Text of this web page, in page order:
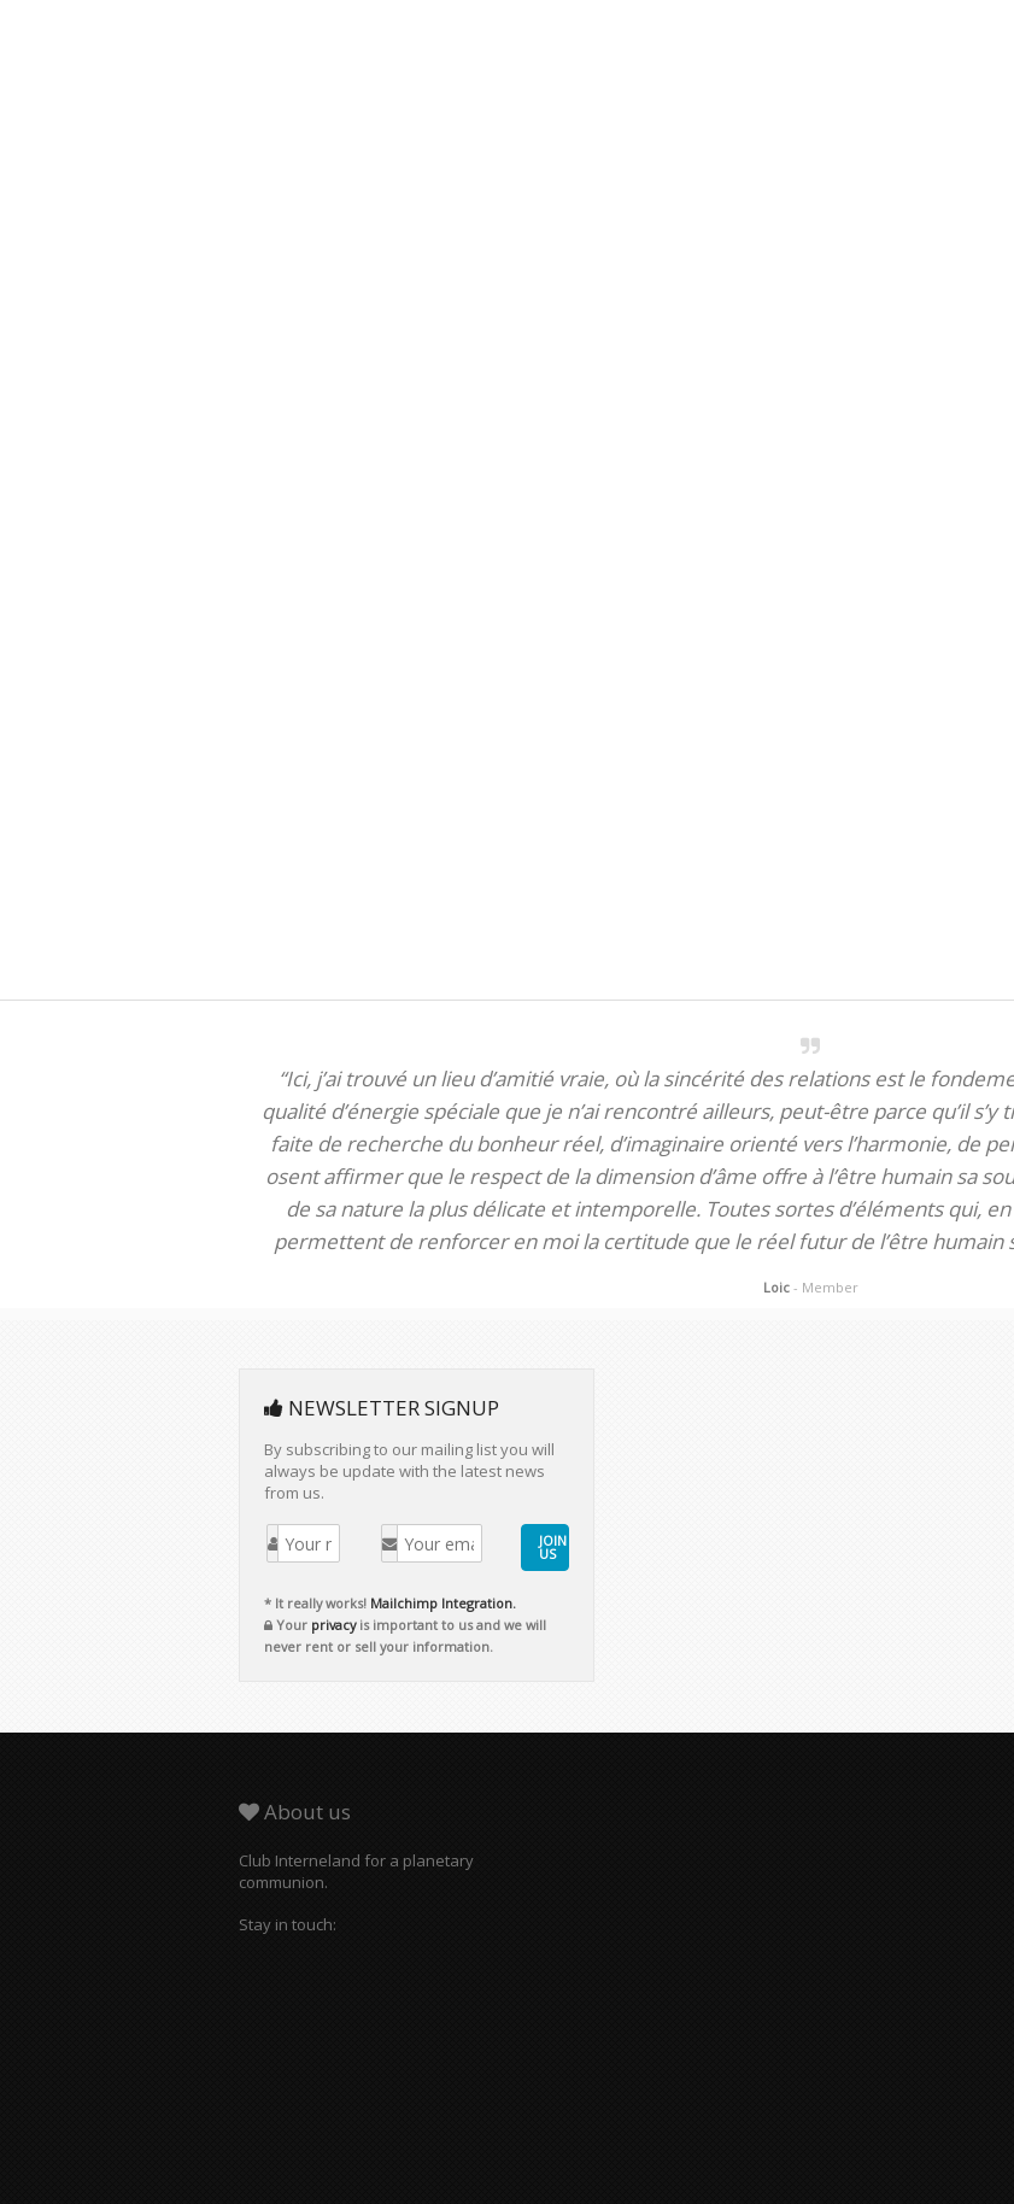
“Ici, j’ai trouvé un lieu d’amitié vraie, où la sincérité des relations est le
qualité d’énergie spéciale que je n’ai rencontré ailleurs, peut-être parce qu’il
faite de recherche du bonheur réel, d’imaginaire orienté vers l’harmonie, de
osent affirmer que le respect de la dimension d’âme offre à l’être humain sa
de sa nature la plus délicate et intemporelle. Toutes sortes d’éléments qui,
permettent de renforcer en moi la certitude que le réel futur de l’être humain
Loic - Member
NEWSLETTER SIGNUP
By subscribing to our mailing list you will
always be update with the latest news
from us.
JOIN
US
* It really works! Mailchimp Integration.
Your privacyis important to us and we will
never rent or sell your information.
About us
Club Interneland for a planetary
communion.
Stay in touch: